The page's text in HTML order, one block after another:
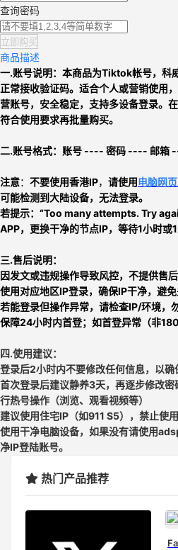
查询密码
立即购买
商品描述
一.账号说明：本商品为Tiktok帐号， 科
正常接收验证码。适合个人或营销使用
营账号，安全稳定，支持多设备登录。
符合使用要求再批量购买。
二.账号格式： 账号 ---- 密码 ---- 邮箱
注意： 不要使用香港IP， 请使用电脑网
可能检测到大陆设备，无法登录。
若提示： “Too many attempts. Try
APP， 更换干净的节点IP， 等待1小时或
三.售后说明：
因发文或违规操作导致风控，不提供售后
使用对应地区IP登录，确保IP干净，避
若能登录但操作异常，请检查IP/环境，
保障24小时内首登；如首登异常（非
四.使用建议：
登录后2小时内不要修改任何信息，以确
首次登录后建议静养3天，再逐步修改密
行热号操作（浏览、观看视频等）
建议使用住宅IP（如911 S5），禁止使用
使用干净电脑设备，如果没有请使用
净IP登陆账号。
热门产品推荐